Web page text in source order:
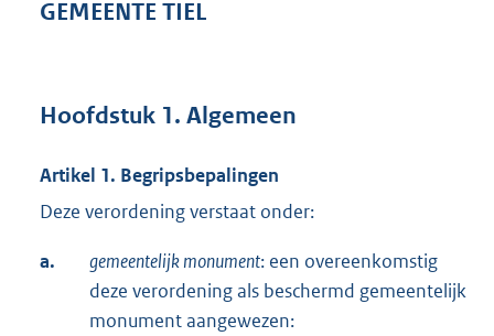
GEMEENTE TIEL
Hoofdstuk 1. Algemeen
Artikel 1. Begripsbepalingen
Deze verordening verstaat onder:
a. gemeentelijk monument: een overeenkomstig
deze verordening als beschermd gemeentelijk
monument aangewezen: